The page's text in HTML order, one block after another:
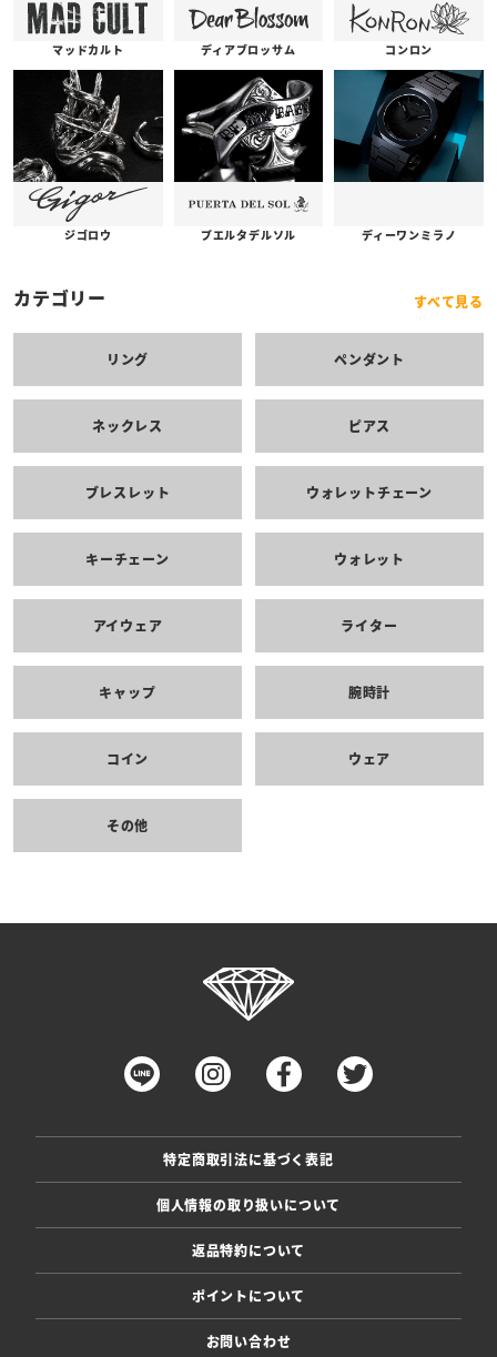
マッドカルト ディアブロッサム コンロン
ジゴロウ プエルタデルソル ディーワンミラノ
カテゴリー すべて見る
リング ペンダント
ネックレス ピアス
ブレスレット ウォレットチェーン
キーチェーン ウォレット
アイウェア ライター
キャップ 腕時計
コイン ウェア
その他
特定商取引法に基づく表記
個人情報の取り扱いについて
返品特約について
ポイントについて
お問い合わせ